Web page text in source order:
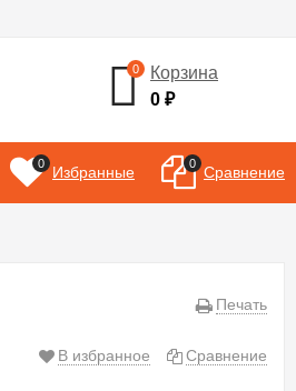
0
Корзина
0₽
0 Избранные 0 Сравнение
Печать
В избранное Сравнение